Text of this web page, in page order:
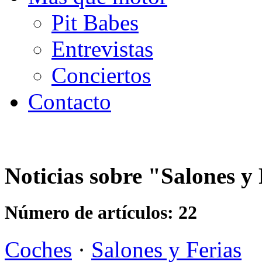
Pit Babes
Entrevistas
Conciertos
Contacto
Noticias sobre "Salones y
Número de artículos: 22
Coches · Salones y Ferias